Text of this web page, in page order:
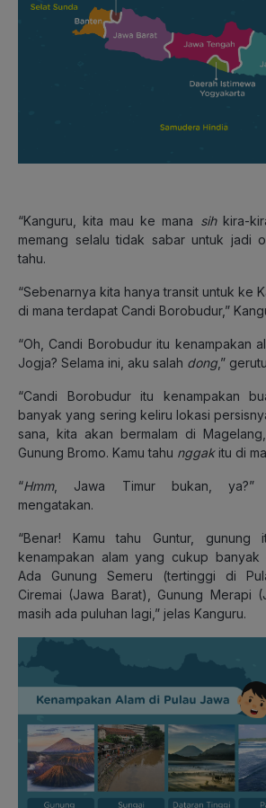
“Kanguru, kita mau ke mana sihkira-
memang selalu tidak sabar untuk jadi
tahu.
“Sebenarnya kita hanya transit untuk ke
di mana terdapat Candi Borobudur,”
“Oh, Candi Borobudur itu kenampakan
Jogja? Selama ini, aku salah dong ,”
“Candi Borobudur itu kenampakan
banyak yang sering keliru lokasi
sana, kita akan bermalam di
Gunung Bromo. Kamu tahu nggak itu di
“Hmm, Jawa Timur bukan, ya?”
mengatakan.
“Benar! Kamu tahu Guntur,
kenampakan alam yang cukup banyak
Ada Gunung Semeru (tertinggi di
Ciremai (Jawa Barat), Gunung Merapi
masih ada puluhan lagi,” jelas Kanguru.